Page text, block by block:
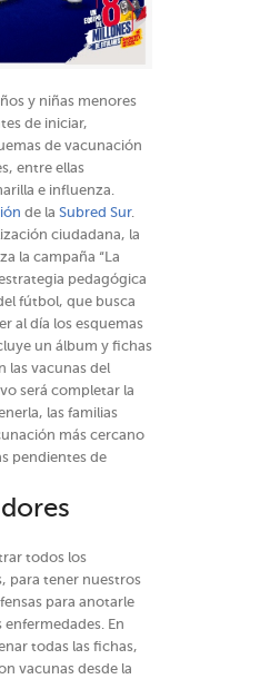
y niñas menores
de iniciar,
de vacunación
entre ellas
e influenza.
de la Subred Sur.
ciudadana, la
la campaña “La
pedagógica
fútbol, que busca
al día los esquemas
un álbum y fichas
las vacunas del
será completar la
las familias
más cercano
pendientes de
todos los
para tener nuestros
para anotarle
En
todas las fichas,
vacunas desde la